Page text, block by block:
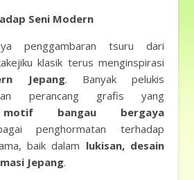
Seni Modern
penggambaran tsuru dari
klasik terus menginspirasi
Jepang. Banyak pelukis
perancang grafis yang
motif bangau bergaya
penghormatan terhadap
baik dalam lukisan, desain
Jepang.